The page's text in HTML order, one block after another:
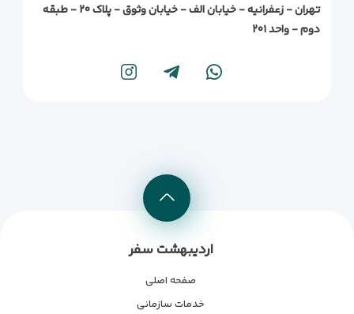
تهران - زعفرانیه - خیابان الف - خیابان وثوق - پلاک ۲۰ - طبقه
دوم - واحد ۲۰۱
اردیبهشت سفر
صفحه اصلی
خدمات سازمانی